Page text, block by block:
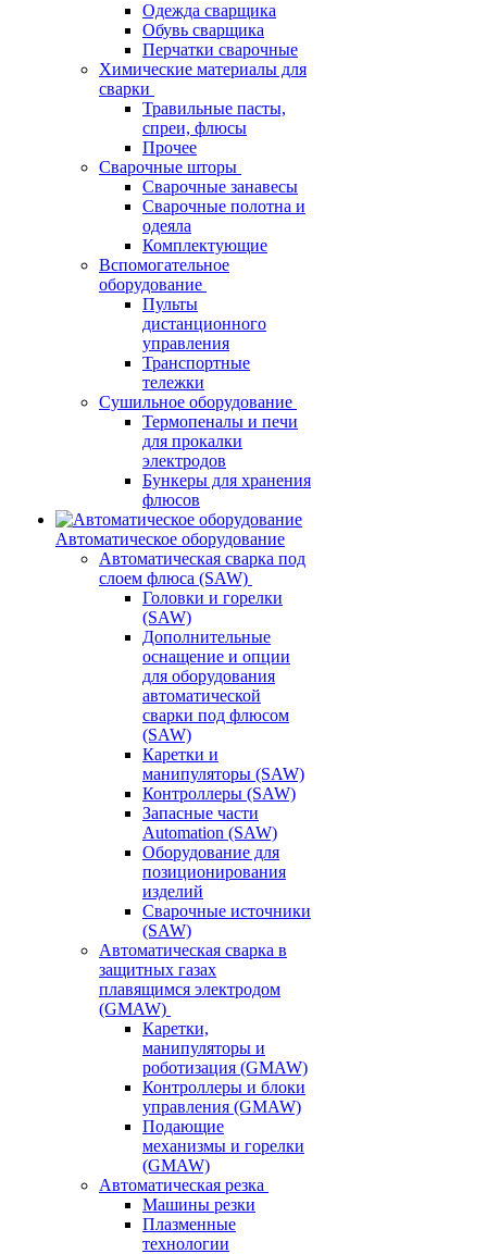
Одежда сварщика
Обувь сварщика
Перчатки сварочные
Химические материалы для
сварки
Травильные пасты,
спреи, флюсы
Прочее
Сварочные шторы
Сварочные занавесы
Сварочные полотна и
одеяла
Комплектующие
Вспомогательное
оборудование
Пульты
дистанционного
управления
Транспортные
тележки
Сушильное оборудование
Термопеналы и печи
для прокалки
электродов
Бункеры для хранения
флюсов
Автоматическое оборудование
Автоматическая сварка под
слоем флюса (SAW)
Головки и горелки
(SAW)
Дополнительные
оснащение и опции
для оборудования
автоматической
сварки под флюсом
(SAW)
Каретки и
манипуляторы (SAW)
Контроллеры (SAW)
Запасные части
Automation (SAW)
Оборудование для
позиционирования
изделий
Сварочные источники
(SAW)
Автоматическая сварка в
защитных газах
плавящимся электродом
(GMAW)
Каретки,
манипуляторы и
роботизация (GMAW)
Контроллеры и блоки
управления (GMAW)
Подающие
механизмы и горелки
(GMAW)
Автоматическая резка
Машины резки
Плазменные
технологии